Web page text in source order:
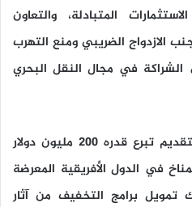
المتبادلة، والتعاون
الازدواج الضريبي ومنع التهرب
الشراكة في مجال النقل البحري
في عام ٢٠٢٢، تعهدت قطر بتقديم تبرع قدره ٢٠٠ مليون دولار
في الدول الأفريقية المعرضة
تمويل برامج التخفيف من آثار